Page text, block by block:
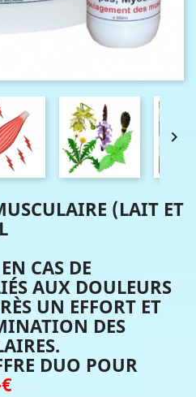

(LAIT ET
CAS DE
AUX DOULEURS
UN EFFORT ET
DES
DUO POUR